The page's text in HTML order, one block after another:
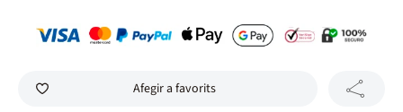
Afegir a favorits